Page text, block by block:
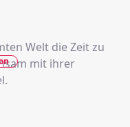
Welt die Zeit zu
mit ihrer